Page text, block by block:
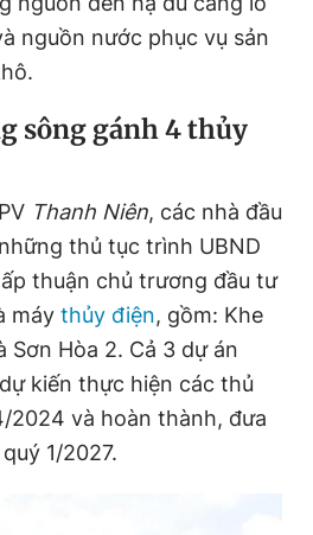
thoại
Liên hệ quảng cáo
0908 780 404
RSS Tòa soạn Chính sách bảo
Toàn
Hải Thành
Dũng
Hưng
Trung
nguồn nước phục vụ sản
sông gánh 4 thủy
Thanh Niên, các nhà đầu
thủ tục trình UBND
thuận chủ trương đầu tư
máy thủy điện, gồm: Khe
Sơn Hòa 2. Cả 3 dự án
kiến thực hiện các thủ
2024 và hoàn thành, đưa
1/2027.